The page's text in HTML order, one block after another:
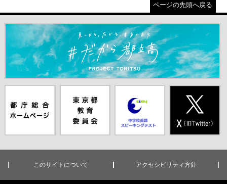
ページの先頭へ戻る
＃だから都立高（別ウインドウが開きます）
ムページ（別
ウインドウが
員会（別ウイ
ンドウが開き
ピーキングテ
スト（別ウイ
ンドウが開き
（別ウインド
ウが開きま
す）
このサイトについて アクセシビリティ方針